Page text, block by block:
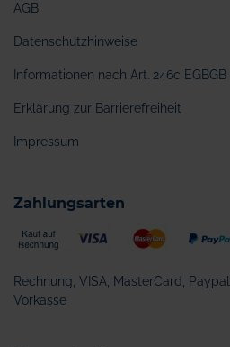
AGB
Datenschutzhinweise
Informationen nach Art. 246c EGBGB
Erklärung zur Barrierefreiheit
Impressum
Zahlungsarten
Rechnung, VISA, MasterCard,
Vorkasse